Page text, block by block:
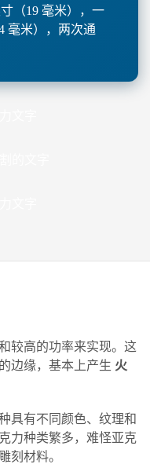
（19 毫米），一
毫米），两次通
较高的功率来实现。这
边缘，基本上产生 火
具有不同颜色、纹理和
力种类繁多，难怪亚克
刻材料。